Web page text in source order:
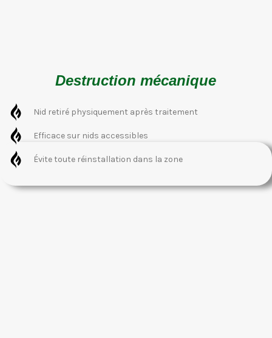
Destruction mécanique
Nid retiré physiquement après traitement
Efficace sur nids accessibles
Évite toute réinstallation dans la zone